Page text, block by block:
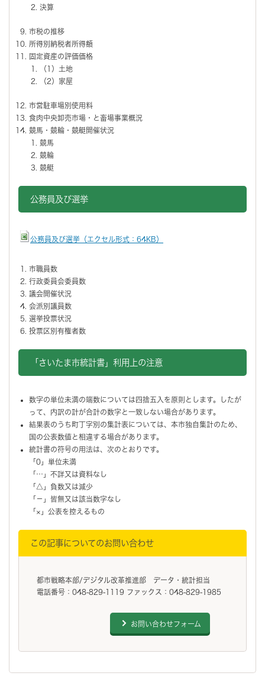
決算
市税の推移
所得別納税者所得額
固定資産の評価価格
（1）土地
（2）家屋
市営駐車場別使用料
食肉中央卸売市場・と畜場事業概況
競馬・競輪・競艇開催状況
競馬
競輪
競艇
公務員及び選挙
公務員及び選挙（エクセル形式：64KB）
市職員数
行政委員会委員数
議会開催状況
会派別議員数
選挙投票状況
投票区別有権者数
「さいたま市統計書」利用上の注意
数字の単位未満の端数については四捨五入を原則とします。したが
って、内訳の計が合計の数字と一致しない場合があります。
結果表のうち町丁字別の集計表については、本市独自集計のため、
国の公表数値と相違する場合があります。
統計書の符号の用法は、次のとおりです。
「0」単位未満
「…」不詳又は資料なし
「△」負数又は減少
「－」皆無又は該当数字なし
「×」公表を控えるもの
この記事についてのお問い合わせ
都市戦略本部/デジタル改革推進部 データ・統計担当
電話番号：048-829-1119 ファックス：048-829-1985
お問い合わせフォーム